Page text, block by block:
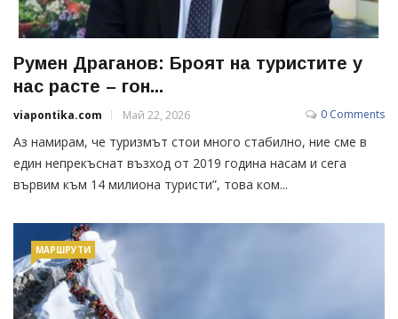
Румен Драганов: Броят на туристите у
нас расте – гон...
viapontika.com Май 22, 2026 0 Comments
Аз намирам, че туризмът стои много стабилно, ние сме в
един непрекъснат възход от 2019 година насам и сега
вървим към 14 милиона туристи”, това ком...
МАРШРУТИ